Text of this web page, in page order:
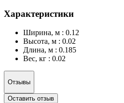
Характеристики
Ширина, м : 0.12
Высота, м : 0.02
Длина, м : 0.185
Вес, кг : 0.02
Отзывы
Оставить отзыв